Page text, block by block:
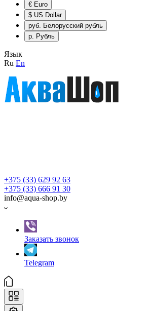
€ Euro
$ US Dollar
руб. Белорусский рубль
р. Рубль
Язык
Ru En
+375 (33) 629 92 63
+375 (33) 666 91 30
info@aqua-shop.by
Заказать звонок
Telegram